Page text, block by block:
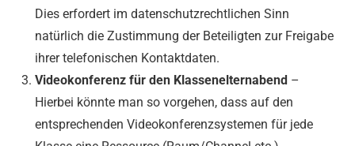
Dies erfordert im datenschutzrechtlichen Sinn
natürlich die Zustimmung der Beteiligten zur Freigabe
ihrer telefonischen Kontaktdaten.
Videokonferenz für den Klassenelternabend –
Hierbei könnte man so vorgehen, dass auf den
entsprechenden Videokonferenzsystemen für jede